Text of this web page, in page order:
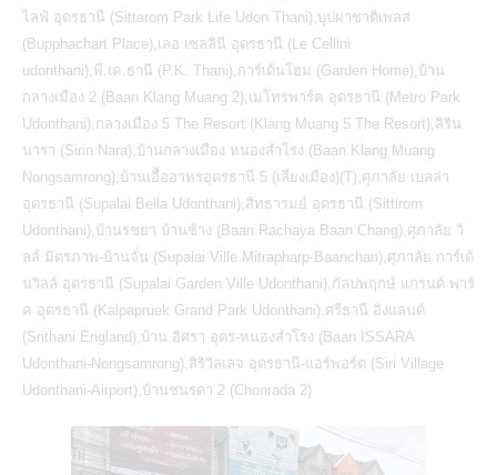
ไลฟ์ อุดรธานี (Sittarom Park Life Udon Thani),บุปผาชาติเพลส
(Bupphachart Place),เลอ เซลลินี อุดรธานี (Le Cellini
udonthani),พี.เค.ธานี (P.K. Thani),การ์เด้นโฮม (Garden Home),บ้าน
กลางเมือง 2 (Baan Klang Muang 2),เมโทรพาร์ค อุดรธานี (Metro Park
Udonthani),กลางเมือง 5 The Resort (Klang Muang 5 The Resort),สิริน
นารา (Sirin Nara),บ้านกลางเมือง หนองสำโรง (Baan Klang Muang
Nongsamrong),บ้านเอื้ออาทรอุดรธานี 5 (เลี่ยงเมือง)(T),ศุภาลัย เบลล่า
อุดรธานี (Supalai Bella Udonthani),สิทธารมย์ อุดรธานี (Sittirom
Udonthani),บ้านรชยา บ้านช้าง (Baan Rachaya Baan Chang),ศุภาลัย วิ
ลล์ มิตรภาพ-บ้านจั่น (Supalai Ville Mitrapharp-Baanchan),ศุภาลัย การ์เด้
นวิลล์ อุดรธานี (Supalai Garden Ville Udonthani),กัลปพฤกษ์ แกรนด์ พาร์
ค อุดรธานี (Kalpapruek Grand Park Udonthani),ศรีธานี อิงแลนด์
(Srithani England),บ้าน อิศรา อุดร-หนองสำโรง (Baan ISSARA‏
Udonthani-Nongsamrong),สิริวิลเลจ อุดรธานี-แอร์พอร์ต (Siri Village
Udonthani-Airport), บ้านชนรดา 2 (Chonrada 2)